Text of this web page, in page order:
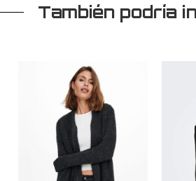
También podría